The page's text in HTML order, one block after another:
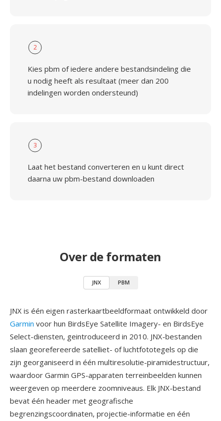
2
Kies pbm of iedere andere bestandsindeling die
u nodig heeft als resultaat (meer dan 200
indelingen worden ondersteund)
3
Laat het bestand converteren en u kunt direct
daarna uw pbm-bestand downloaden
Over de formaten
JNX PBM
JNX is één eigen rasterkaartbeeldformaat ontwikkeld door
Garmin voor hun BirdsEye Satellite Imagery- en BirdsEye
Select-diensten, geintroduceerd in 2010. JNX-bestanden
slaan georefereerde satelliet- of luchtfototegels op die
zijn georganiseerd in één multiresolutie-piramidestructuur,
waardoor Garmin GPS-apparaten terreinbeelden kunnen
weergeven op meerdere zoomniveaus. Elk JNX-bestand
bevat één header met geografische
begrenzingscoordinaten, projectie-informatie en één